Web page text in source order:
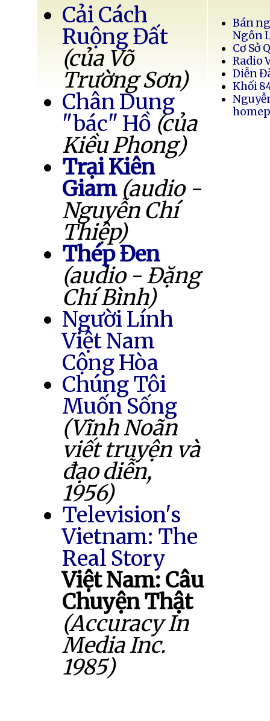
Cải Cách
Ruộng Đất
(của Võ
Trường Sơn)
Chân Dung
"bác" Hồ (của
Kiều Phong)
Trại Kiên
Giam (audio -
Nguyễn Chí
Thiệp)
Thép Đen
(audio - Đặng
Chí Bình)
Người Lính
Việt Nam
Cộng Hòa
Chúng Tôi
Muốn Sống
(Vĩnh Noãn
viết truyện và
đạo diễn,
1956)
Television's
Vietnam: The
Real Story
Việt Nam: Câu
Chuyện Thật
(Accuracy In
Media Inc.
1985)
Bán
Ngôn
Cơ Sở
Radio
Diễn
Khối